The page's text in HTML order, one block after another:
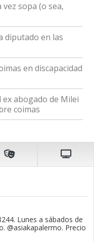
sopa (o sea,
diputado en las
en discapacidad
abogado de Milei
coimas
Lunes a sábados de
@asiakapalermo. Precio